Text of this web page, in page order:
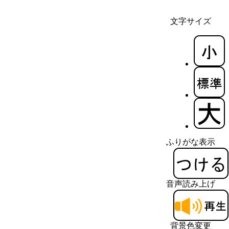
文字サイズ
ふりがな表示
音声読み上げ
背景色変更